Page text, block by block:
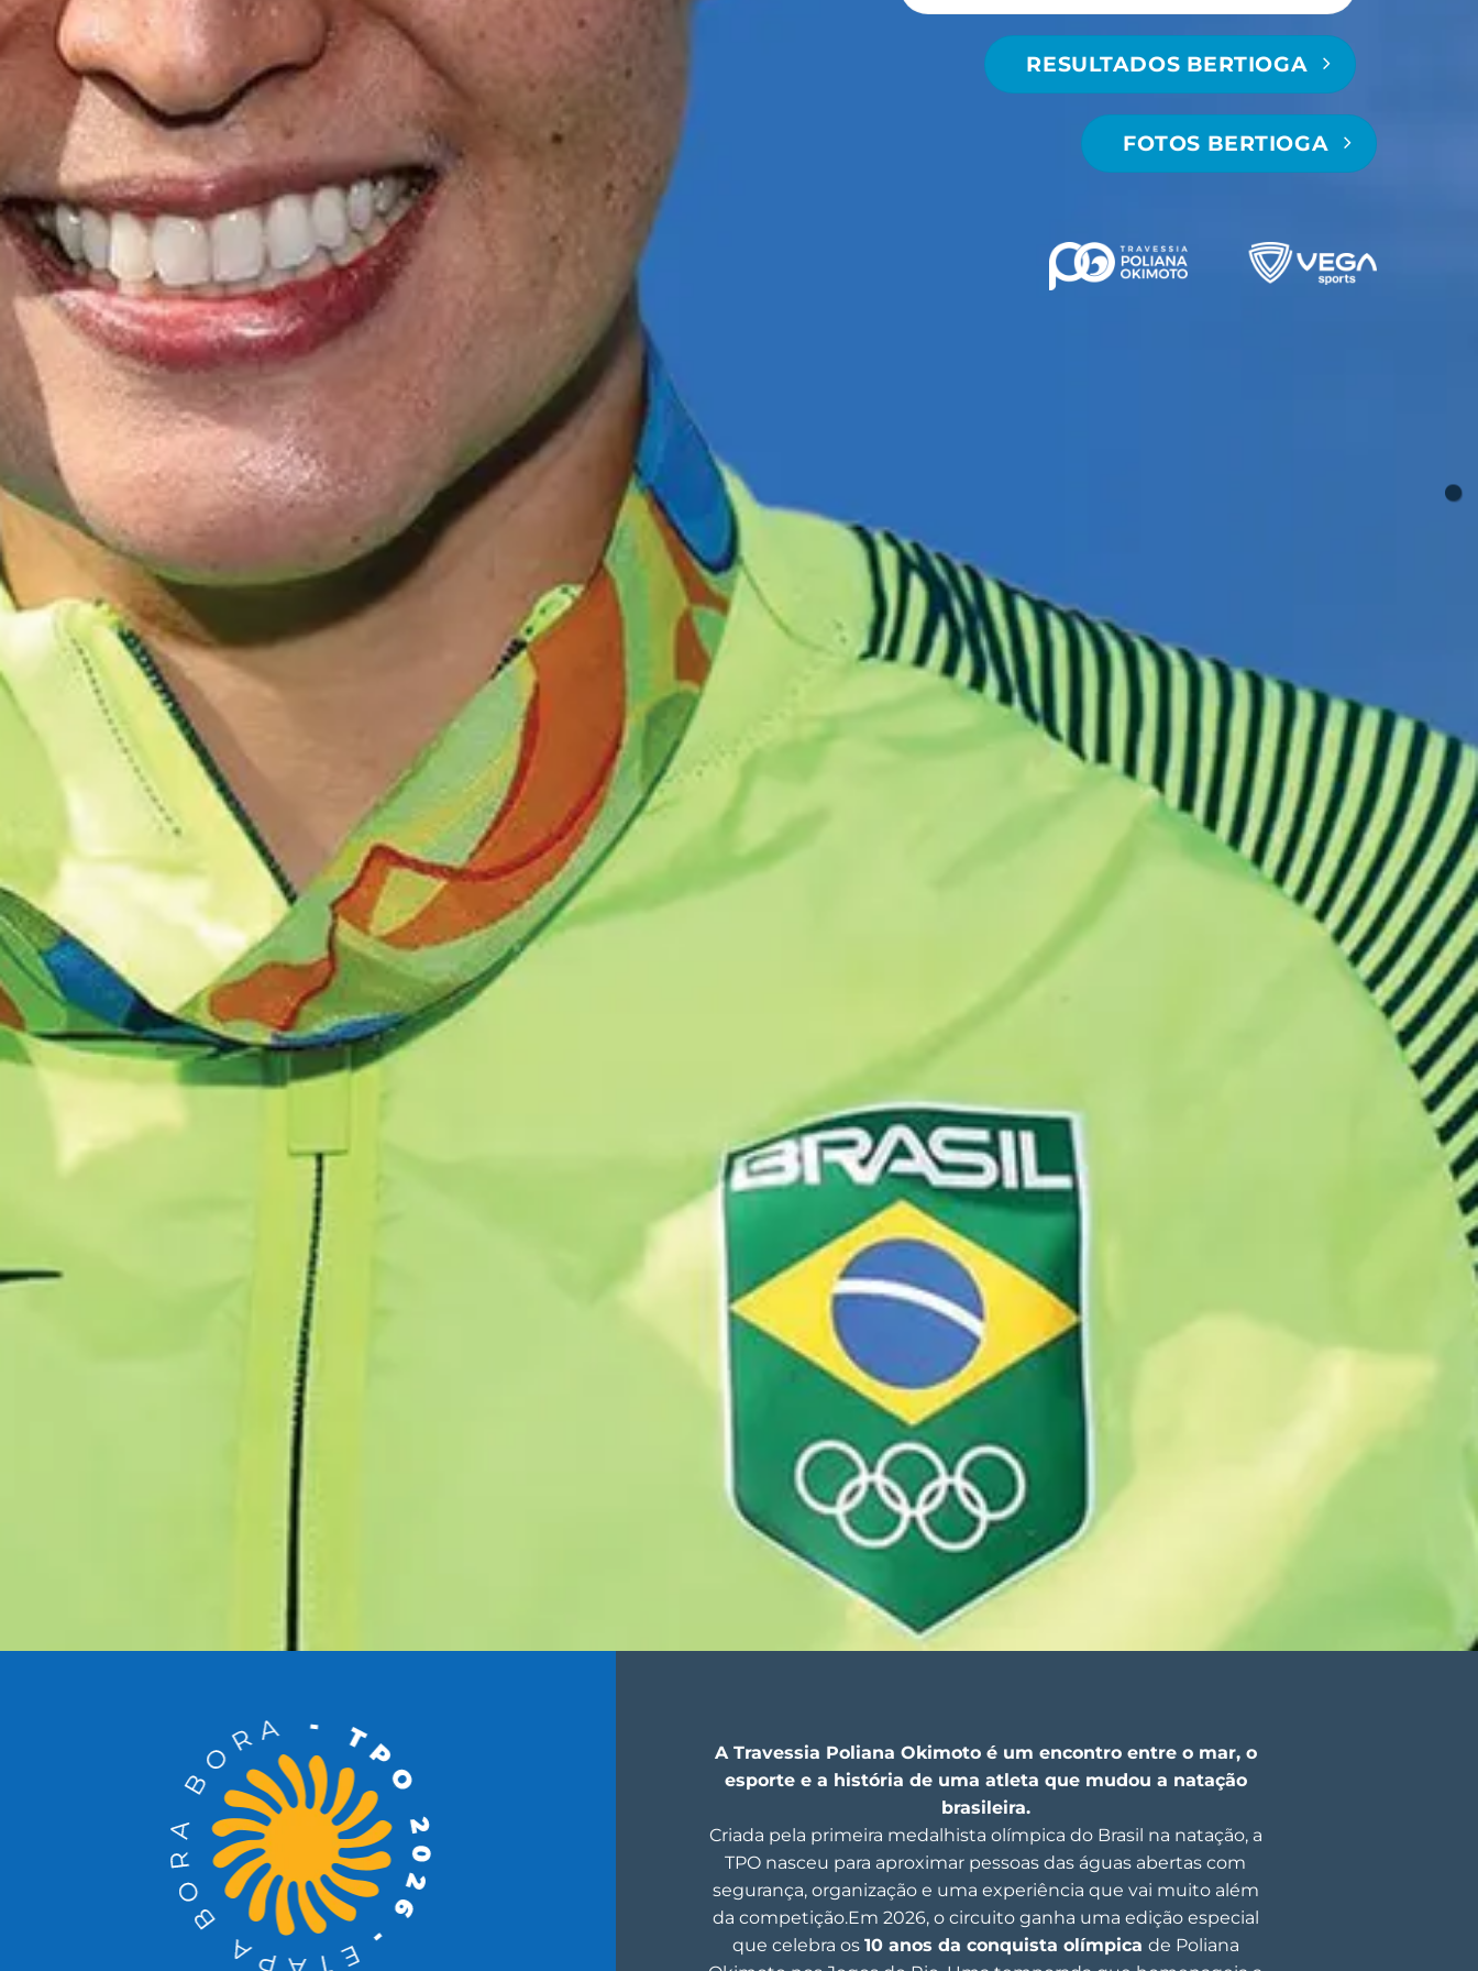
RESULTADOS BERTIOGA
FOTOS BERTIOGA
A Travessia Poliana Okimoto é um encontro entre o mar, o
esporte e a história de uma atleta que mudou a natação
brasileira.
Criada pela primeira medalhista olímpica do Brasil na natação, a
TPO nasceu para aproximar pessoas das águas abertas com
segurança, organização e uma experiência que vai muito além
da competição.Em 2026, o circuito ganha uma edição especial
que celebra os 10 anos da conquista olímpica de Poliana